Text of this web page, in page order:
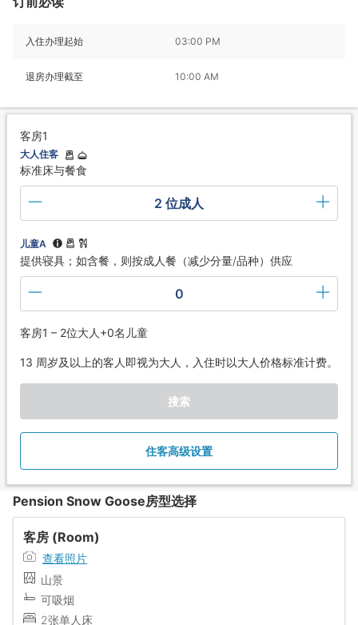
入住办理起始 03:00 PM
退房办理截至 10:00 AM
客房1
大人住客
标准床与餐食
2 位成人
儿童A
提供寝具；如含餐，则按成人餐（减少分量/品种）供应
0
客房1 – 2位大人+0名儿童
13 周岁及以上的客人即视为大人，入住时以大人价格标准计费。
搜索
住客高级设置
Pension Snow Goose房型选择
客房 (Room)
查看照片
山景
可吸烟
2张单人床